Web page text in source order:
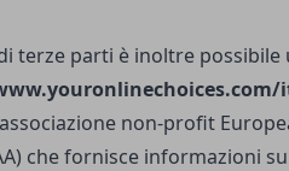
terze parti è inoltre
non-profit
che fornisce informazioni